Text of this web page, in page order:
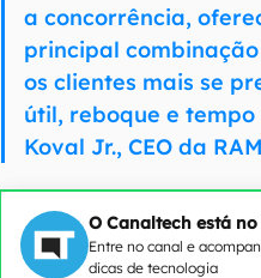
a concorrência,
principal
os clientes mais se
útil, reboque e
Koval Jr., CEO da
O Canaltech está
Entre no canal e
dicas de tecnologia